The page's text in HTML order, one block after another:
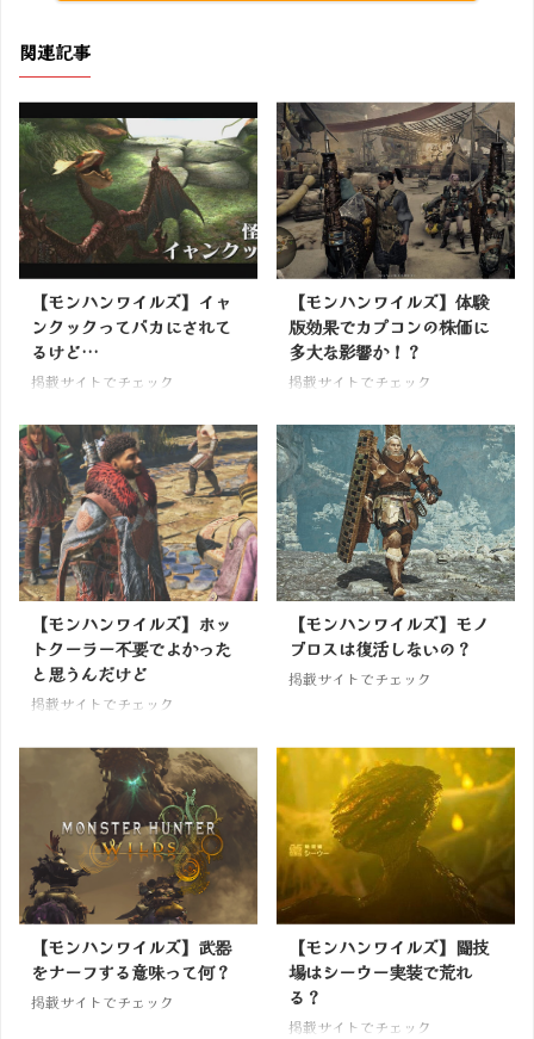
関連記事
【モンハンワイルズ】イャ
ンクックってバカにされて
るけど…
掲載サイトでチェック
【モンハンワイルズ】体験
版効果でカプコンの株価に
多大な影響か！？
掲載サイトでチェック
【モンハンワイルズ】ホッ
トクーラー不要でよかった
と思うんだけど
掲載サイトでチェック
【モンハンワイルズ】モノ
ブロスは復活しないの？
掲載サイトでチェック
【モンハンワイルズ】武器
をナーフする意味って何？
掲載サイトでチェック
【モンハンワイルズ】闘技
場はシーウー実装で荒れ
る？
掲載サイトでチェック